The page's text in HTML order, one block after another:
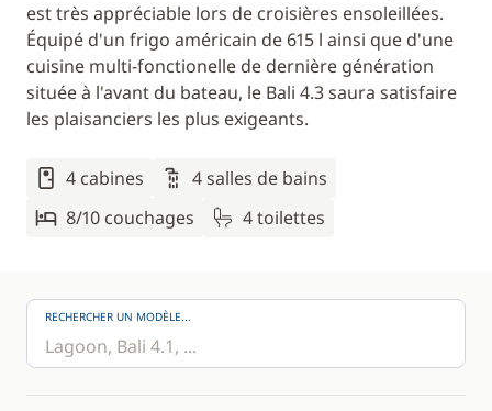
est très appréciable lors de croisières ensoleillées.
Équipé d'un frigo américain de 615 l ainsi que d'une
cuisine multi-fonctionelle de dernière génération
située à l'avant du bateau, le Bali 4.3 saura satisfaire
les plaisanciers les plus exigeants.
4 cabines
4 salles de bains
8/10 couchages
4 toilettes
RECHERCHER UN MODÈLE...